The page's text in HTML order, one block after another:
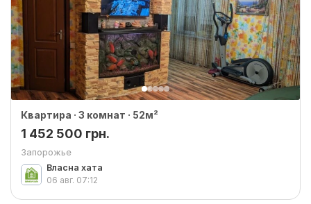
Квартира · 3 комнат · 52м²
1 452 500 грн.
Запорожье
Власна хата
06 авг. 07:12